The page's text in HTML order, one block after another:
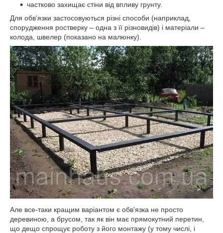
частково захищає стіни від впливу грунту.
Для обв'язки застосовуються різні способи (наприклад,
спорудження ростверку – одна з її різновидів) і матеріали –
колода, швелер (показано на малюнку).
Але все-таки кращим варіантом є обв'язка не просто
деревиною, а брусом, так як він має прямокутний перетин,
що дещо спрощує роботу з його монтажу (у тому числі, і